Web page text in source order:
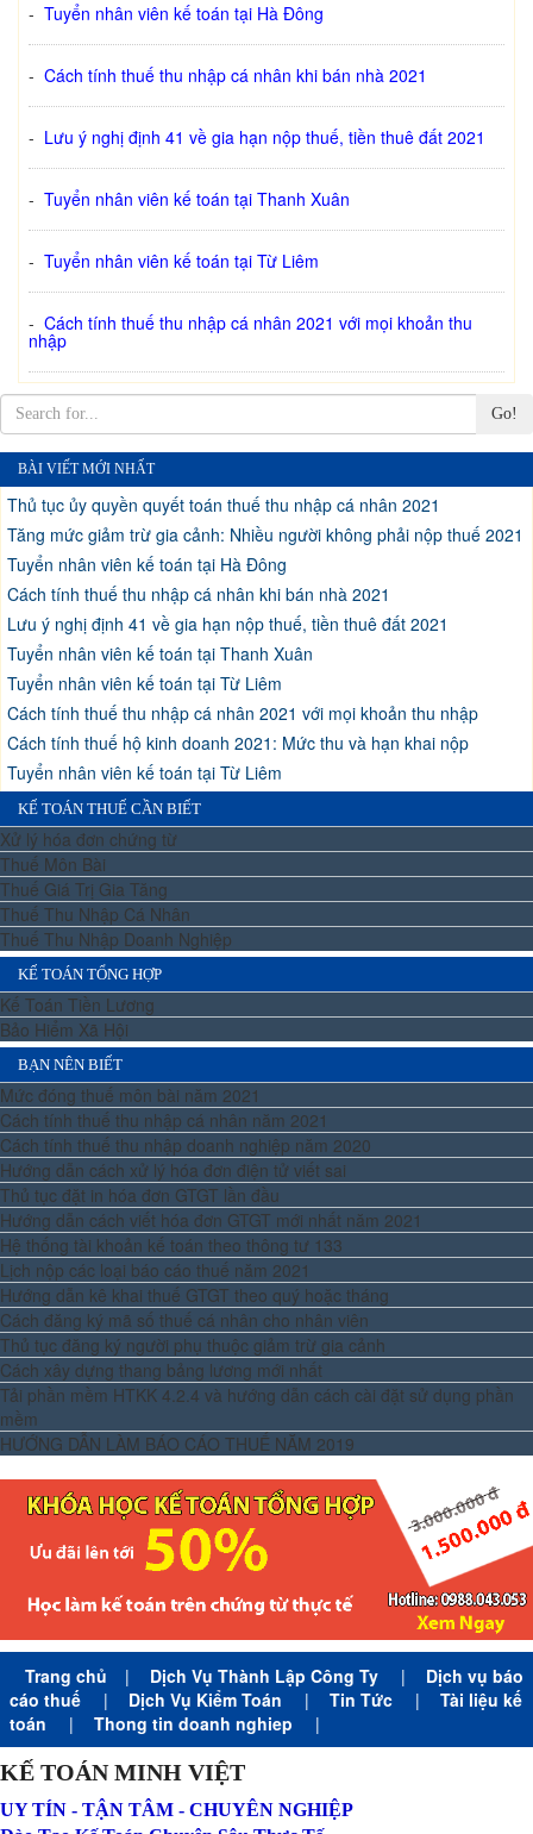
- Tuyển nhân viên kế toán tại Hà Đông
- Cách tính thuế thu nhập cá nhân khi bán nhà 2021
- Lưu ý nghị định 41 về gia hạn nộp thuế, tiền thuê đất 2021
- Tuyển nhân viên kế toán tại Thanh Xuân
- Tuyển nhân viên kế toán tại Từ Liêm
- Cách tính thuế thu nhập cá nhân 2021 với mọi khoản thu
nhập
Go!
BÀI VIẾT MỚI NHẤT
Thủ tục ủy quyền quyết toán thuế thu nhập cá nhân 2021
Tăng mức giảm trừ gia cảnh: Nhiều người không phải nộp thuế 2021
Tuyển nhân viên kế toán tại Hà Đông
Cách tính thuế thu nhập cá nhân khi bán nhà 2021
Lưu ý nghị định 41 về gia hạn nộp thuế, tiền thuê đất 2021
Tuyển nhân viên kế toán tại Thanh Xuân
Tuyển nhân viên kế toán tại Từ Liêm
Cách tính thuế thu nhập cá nhân 2021 với mọi khoản thu nhập
Cách tính thuế hộ kinh doanh 2021: Mức thu và hạn khai nộp
Tuyển nhân viên kế toán tại Từ Liêm
KẾ TOÁN THUẾ CẦN BIẾT
Xử lý hóa đơn chứng từ
Thuế Môn Bài
Thuế Giá Trị Gia Tăng
Thuế Thu Nhập Cá Nhân
Thuế Thu Nhập Doanh Nghiệp
KẾ TOÁN TỔNG HỢP
Kế Toán Tiền Lương
Bảo Hiểm Xã Hội
BẠN NÊN BIẾT
Mức đóng thuế môn bài năm 2021
Cách tính thuế thu nhập cá nhân năm 2021
Cách tính thuế thu nhập doanh nghiệp năm 2020
Hướng dẫn cách xử lý hóa đơn điện tử viết sai
Thủ tục đặt in hóa đơn GTGT lần đầu
Hướng dẫn cách viết hóa đơn GTGT mới nhất năm 2021
Hệ thống tài khoản kế toán theo thông tư 133
Lịch nộp các loại báo cáo thuế năm 2021
Hướng dẫn kê khai thuế GTGT theo quý hoặc tháng
Cách đăng ký mã số thuế cá nhân cho nhân viên
Thủ tục đăng ký người phụ thuộc giảm trừ gia cảnh
Cách xây dựng thang bảng lương mới nhất
Tải phần mềm HTKK 4.2.4 và hướng dẫn cách cài đặt sử dụng phần
mềm
HƯỚNG DẪN LÀM BÁO CÁO THUẾ NĂM 2019
Trang chủ | Dịch Vụ Thành Lập Công Ty |
Dịch vụ báo
cáo thuế
| Dịch Vụ Kiểm Toán | Tin Tức |
Tài liệu kế
toán
| Thong tin doanh nghiep |
KẾ TOÁN MINH VIỆT
UY TÍN - TẬN TÂM - CHUYÊN NGHIỆP